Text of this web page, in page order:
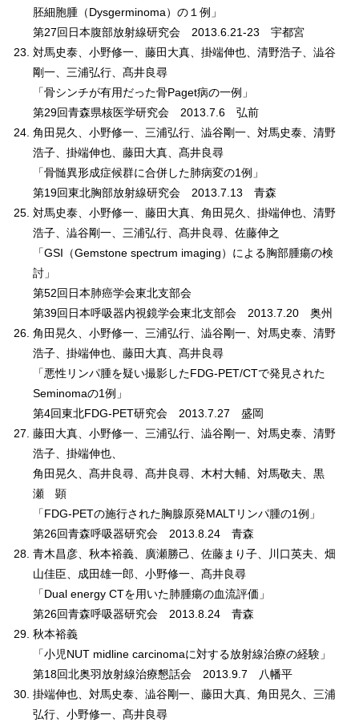
胚細胞腫（Dysgerminoma）の１例」
第27回日本腹部放射線研究会 2013.6.21-23 宇都宮
対馬史泰、小野修一、藤田大真、掛端伸也、清野浩子、澁谷
剛一、三浦弘行、髙井良尋
「骨シンチが有用だった骨Paget病の一例」
第29回青森県核医学研究会 2013.7.6 弘前
角田晃久、小野修一、三浦弘行、澁谷剛一、対馬史泰、清野
浩子、掛端伸也、藤田大真、髙井良尋
「骨髄異形成症候群に合併した肺病変の1例」
第19回東北胸部放射線研究会 2013.7.13 青森
対馬史泰、小野修一、藤田大真、角田晃久、掛端伸也、清野
浩子、澁谷剛一、三浦弘行、髙井良尋、佐藤伸之
「GSI（Gemstone spectrum imaging）による胸部腫瘍の検
討」
第52回日本肺癌学会東北支部会
第39回日本呼吸器内視鏡学会東北支部会 2013.7.20 奥州
角田晃久、小野修一、三浦弘行、澁谷剛一、対馬史泰、清野
浩子、掛端伸也、藤田大真、髙井良尋
「悪性リンパ腫を疑い撮影したFDG-PET/CTで発見された
Seminomaの1例」
第4回東北FDG-PET研究会 2013.7.27 盛岡
藤田大真、小野修一、三浦弘行、澁谷剛一、対馬史泰、清野
浩子、掛端伸也、
角田晃久、髙井良尋、髙井良尋、木村大輔、対馬敬夫、黒
瀬 顕
「FDG-PETの施行された胸腺原発MALTリンパ腫の1例」
第26回青森呼吸器研究会 2013.8.24 青森
青木昌彦、秋本裕義、廣瀬勝己、佐藤まり子、川口英夫、畑
山佳臣、成田雄一郎、小野修一、髙井良尋
「Dual energy CTを用いた肺腫瘍の血流評価」
第26回青森呼吸器研究会 2013.8.24 青森
秋本裕義
「小児NUT midline carcinomaに対する放射線治療の経験」
第18回北奥羽放射線治療懇話会 2013.9.7 八幡平
掛端伸也、対馬史泰、澁谷剛一、藤田大真、角田晃久、三浦
弘行、小野修一、髙井良尋